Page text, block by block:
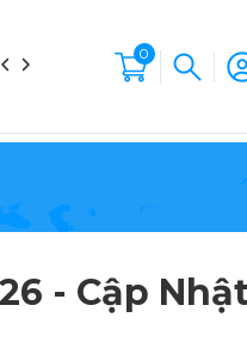
tức Liên hệ Hộp Sản
0
- Cập